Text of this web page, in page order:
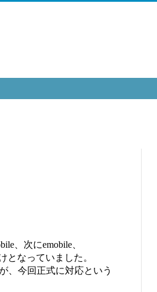
、次にemobile、
となっていました。
、今回正式に対応という